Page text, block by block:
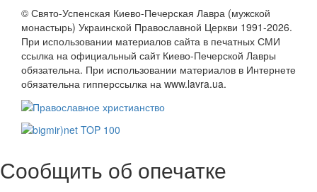
© Свято-Успенская Киево-Печерская Лавра (мужской
монастырь) Украинской Православной Церкви 1991-2026.
При использовании материалов сайта в печатных СМИ
ссылка на официальный сайт Киево-Печерской Лавры
обязательна. При использовании материалов в Интернете
обязательна гипперссылка на www.lavra.ua.
Сообщить об опечатке